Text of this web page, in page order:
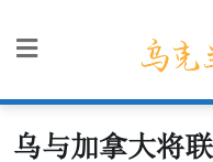
乌与加拿大将